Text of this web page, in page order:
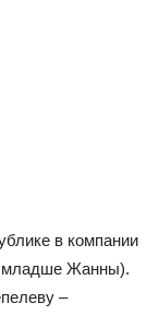
в компании
младше Жанны).
–